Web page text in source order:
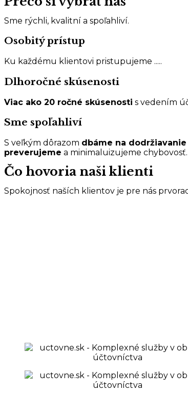
Sme rýchli, kvalitní a spoľahliví.
Osobitý prístup
Ku každému klientovi pristupujeme .....
Dlhoročné skúsenosti
Viac ako 20 ročné skúsenosti s vedením
Sme spoľahliví
S veľkým dôrazom dbáme na
preverujeme a minimaluizujeme chybovosť.
Čo hovoria naši klienti
Spokojnosť naších klientov je pre nás